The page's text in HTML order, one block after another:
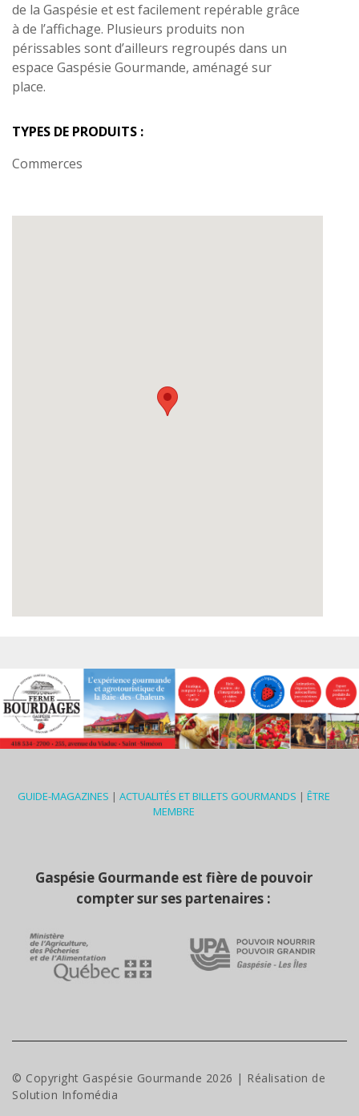
de la Gaspésie et est facilement repérable grâce
à de l’affichage. Plusieurs produits non
périssables sont d’ailleurs regroupés dans un
espace Gaspésie Gourmande, aménagé sur
place.
TYPES DE PRODUITS :
Commerces
GUIDE-MAGAZINES | ACTUALITÉS ET BILLETS GOURMANDS | ÊTRE
MEMBRE
Gaspésie Gourmande est fière de pouvoir
compter sur ses partenaires :
© Copyright Gaspésie Gourmande 2026 | Réalisation de
Solution Infomédia